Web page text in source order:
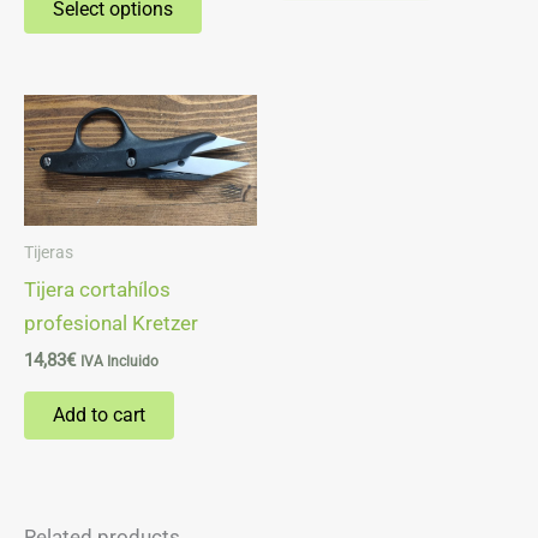
Select options
Tijeras
Tijera cortahílos
profesional Kretzer
14,83€ IVA Incluido
Add to cart